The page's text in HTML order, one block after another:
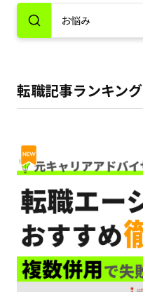
転職記事ランキング